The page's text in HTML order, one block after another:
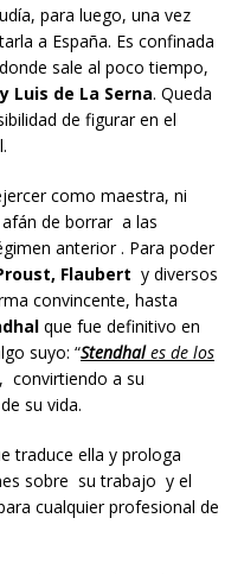
para luego, una vez
a España. Es confinada
sale al poco tiempo,
Luis de La Serna. Queda
de figurar en el
como maestra, ni
de borrar a las
anterior . Para poder
Flaubert y diversos
convincente, hasta
que fue definitivo en
suyo: “Stendhales de los
convirtiendo a su
su vida.
traduce ella y prologa
sobre su trabajo y el
cualquier profesional de